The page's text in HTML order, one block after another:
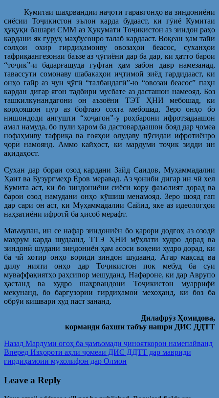
Кумитаи шаҳрвандии наҷоти гаравгонҳо ва зиндониёни
сиёсии Тоҷикистон эълон карда будааст, ки гӯиё Кумитаи
ҳуқуқи башари СММ аз Ҳукумати Тоҷикистон аз зиндон раҳо
кардани як гуруҳ маҳбусонро талаб кардааст. Воқеан ҳам тайи
солҳои охир гирдиҳамоиву овозаҳои беасос, суханҳои
тафриқаангезонаи баъзе аз ҷӯгиёни дар ба дар, ки ҳатто барои
“тоҷик”-и бадарғашуда гуфтан ҳам забон давр намезанад,
тавассути сомонаву шабакаҳои иҷтимоӣ зиёд гардидааст, ки
онҳо ғайр аз чун ҷӯгӣ “талбандагӣ”-ю “овозаи беасос” паҳн
кардан дигар ягон тадбири мусбате аз дасташон намеояд. Боз
ташкилкунандагони он аъзоёни ТЭТ ҲНИ мебошад, ки
корҳояшон пур аз бофтаю сохта мебошад. Зеро онҳо бо
нишондоди ангушти “хоҷагон”-у роҳбарони ифротзадаашон
амал намуда, бо пули ҳаром ба дастовардаашон бояд дар ҷомеа
нофаҳмиву тафриқа ва ғояҳои олудаву пӯсидаи ифротиёнро
ҷорӣ намоянд. Аммо кайҳост, ки мардуми тоҷик зидди ин
ақидаҳост.
Сухан дар бораи озод кардани Зайд Саидов, Муҳаммадалии
Ҳаит ва Бузургмеҳр Ёров меравад. Аз ҷониби дигар ин чӣ хел
Кумита аст, ки бо зиндониёни сиёсӣ кору фаъолият дорад ва
барои озод намудани онҳо кӯшиш менамояд. Зеро шояд гап
дар сари он аст, ки Муҳаммадалии Сайид, яке аз идеологҳои
наҳзатиёни ифротӣ ба ҳисоб мерафт.
Маъмулан, ин се нафар зиндониён бо қарори додгоҳ аз озодӣ
маҳрум карда шудаанд. ТТЭ ҲНИ мӯҳлати худро дорад ва
зиндонӣ шудани зиндониён ҳам асоси воқеии худро дорад, ки
ба чӣ хотир онҳо вориди зиндон шудаанд. Агар мақсад ва
дилу нияти онҳо дар Тоҷикистон пок мебуд ба сӯи
муваффақиятҳо раҳсипор мешуданд. Нафароне, ки дар Аврупо
ҳастанд ва худро шаҳрвандони Тоҷикистон муаррифӣ
мекунанд, бо баргузории гирдиҳамоӣ мехоҳанд, ки боз ба
обрӯи кишвари худ паст зананд.
Дилафрӯз Ҳомидова,
корманди бахши табъу нашри ДИС ДДТТ
Post
navigation
Назад Предыдущая
запись:
Мардуми огоҳ ба ҷамъомади ҷинояткорон намепайванд
Вперед Следующая
запись:
Изҳороти аҳли ҷомеаи ДИС ДДТТ дар мавриди
гирдиҳамоии мухолифон дар Олмон
Leave a Reply